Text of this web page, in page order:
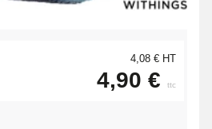
4,08 € HT
4,90 € ttc